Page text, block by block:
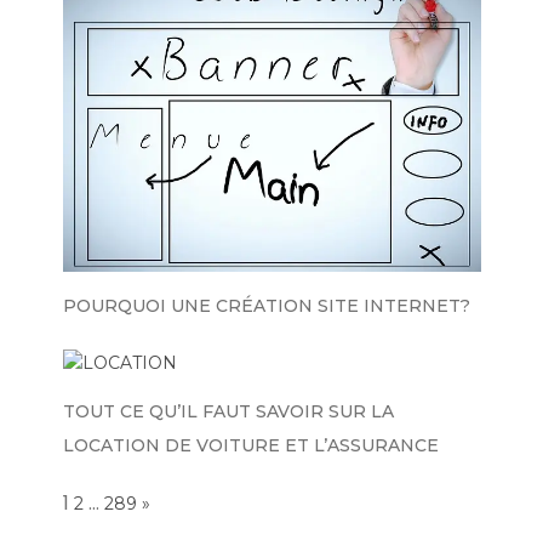
POURQUOI UNE CRÉATION SITE INTERNET?
TOUT CE QU’IL FAUT SAVOIR SUR LA
LOCATION DE VOITURE ET L’ASSURANCE
Page:
1 2 … 289 NEXT
»